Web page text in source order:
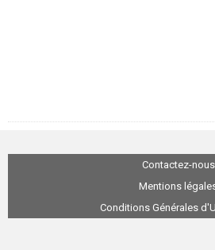
Contactez-nous
Mentions
Conditions Générales